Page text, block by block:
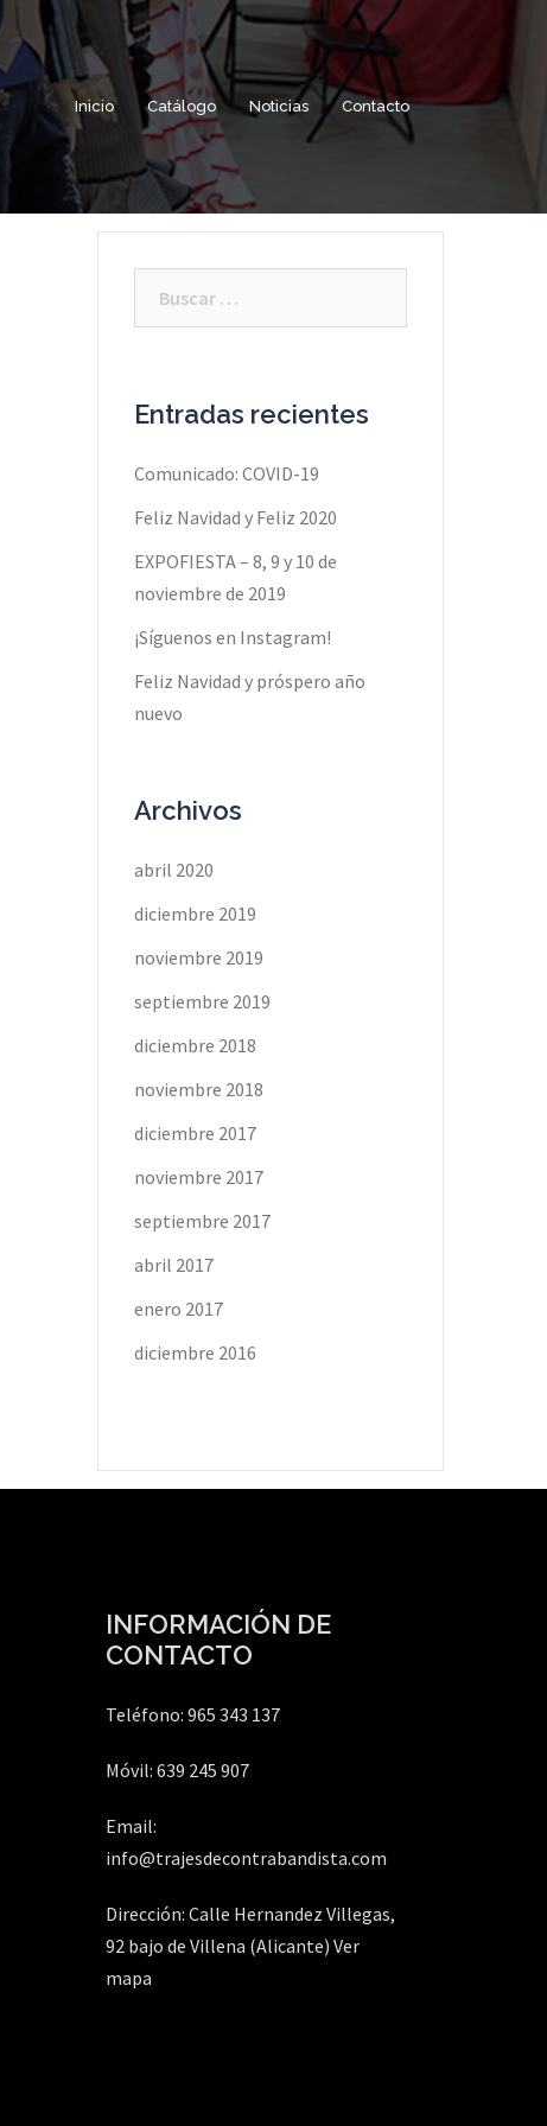
Inicio Catálogo Noticias Contacto
Entradas recientes
Comunicado: COVID-19
Feliz Navidad y Feliz 2020
EXPOFIESTA – 8, 9 y 10 de
noviembre de 2019
¡Síguenos en Instagram!
Feliz Navidad y próspero año
nuevo
Archivos
abril 2020
diciembre 2019
noviembre 2019
septiembre 2019
diciembre 2018
noviembre 2018
diciembre 2017
noviembre 2017
septiembre 2017
abril 2017
enero 2017
diciembre 2016
INFORMACIÓN DE
CONTACTO
Teléfono: 965 343 137
Móvil: 639 245 907
Email:
info@trajesdecontrabandista.com
Dirección: Calle Hernandez Villegas,
92 bajo de Villena (Alicante) Ver
mapa